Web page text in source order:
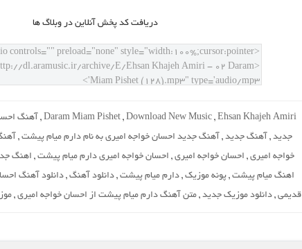
دريافت کد پخش آنلاين در وبلاگ ها
Daram Miam Pishet, Download New Music, Ehsan Khajeh Amiri
, آهنگ
جدید, آهنگ جدید, آهنگ جدید احسان خواجه امیری به نام دارم میام پیشت,
خواجه امیری , احسان خواجه امیری , احسان خواجه امیری دارم میام پیشت , اهنگ
اهنگ میام پیشت ,پونه موزیک ,دارم میام پیشت ,دانلود آهنگ ,دانلود آهنگ
قدیمی ,دانلود موزیک جدید ,متن آهنگ دارم میام پیشت از احسان خواجه امیری ,